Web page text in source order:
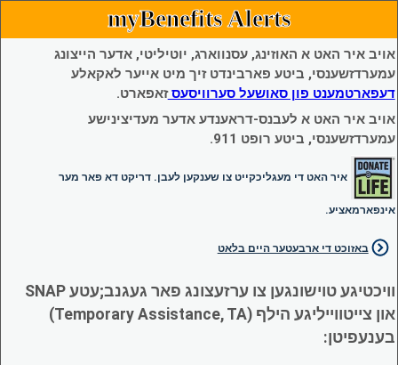
myBenefits Alerts
אויב איר האט א האוזינג, עסנווארג, יוטיליטי, אדער הייצונג
עמערדזשענסי, ביטע פארבינדט זיך מיט אייער לאקאלע
דעפארטמענט פון סאושעל סערוויסעסזאפארט.
אויב איר האט א לעבנס-דראענדע אדער מעדיצינישע
עמערדזשענסי, ביטע רופט 911.
איר האט די מעגליכקייט צו שענקען לעבן. דריקט דא פאר מער
אינפארמאציע.
באזוכט די ארבעטער היים בלאט
וויכטיגע טוישונגען צו ערזעצונג פאר געגנב;עטע SNAP
און צייטווייליגע הילף (Temporary Assistance, TA)
בענעפיטן: